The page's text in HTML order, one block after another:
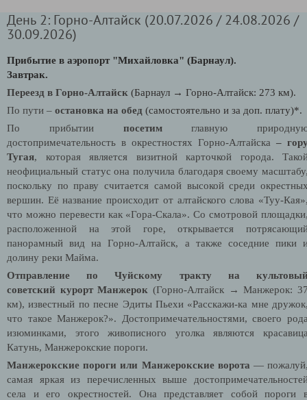
День 2: Горно-Алтайск (20.07.2026 / 24.08.2026 /
30.09.2026)
Прибытие в аэропорт "Михайловка" (Барнаул).
Завтрак.
Переезд в Горно-Алтайск (Барнаул → Горно-Алтайск: 273 км).
По пути – остановка на обед (самостоятельно и за доп. плату)*.
По прибытиипосетимглавную
достопримечательность в окрестностях Горно-Алтайска –
Тугая, которая является визитной карточкой города.
неофициальный статус она получила благодаря своему
поскольку по праву считается самой высокой среди
вершин. Её название происходит от алтайского слова «Туу-
что можно перевести как «Гора-Скала». Со смотровой
расположенной на этой горе, открывается
панорамный вид на Горно-Алтайск, а также соседние пики
долину реки Майма.
Отправление по Чуйскому тракту на
советский курорт Манжерок (Горно-Алтайск → Манжерок:
км), известный по песне Эдиты Пьехи «Расскажи-ка мне
что такое Манжерок?». Достопримечательностями, своего
изюминками, этого живописного уголка являются
Катунь, Манжерокские пороги.
Манжерокские пороги или Манжерокские ворота —
самая яркая из перечисленных выше
села и его окрестностей. Она представляет собой пороги